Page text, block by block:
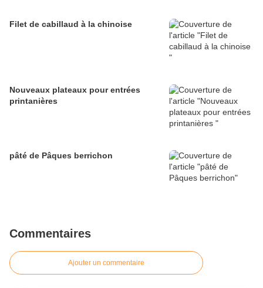
Filet de cabillaud à la chinoise
Nouveaux plateaux pour entrées
printanières
pâté de Pâques berrichon
Commentaires
Ajouter un commentaire